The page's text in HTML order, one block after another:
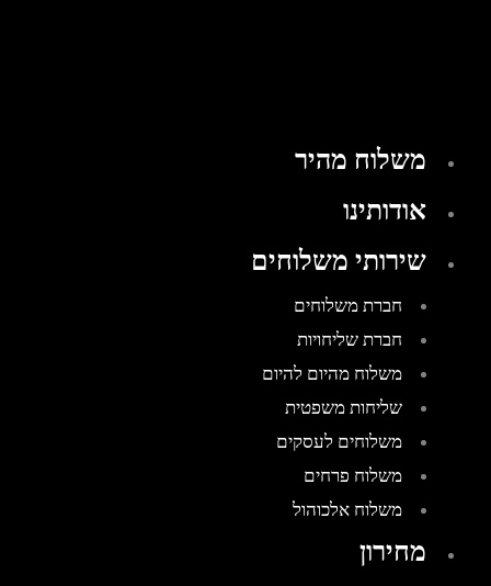
משלוח מהיר
אודותינו
שירותי משלוחים
חברת משלוחים
חברת שליחויות
משלוח מהיום להיום
שליחות משפטית
משלוחים לעסקים
משלוח פרחים
משלוח אלכוהול
מחירון